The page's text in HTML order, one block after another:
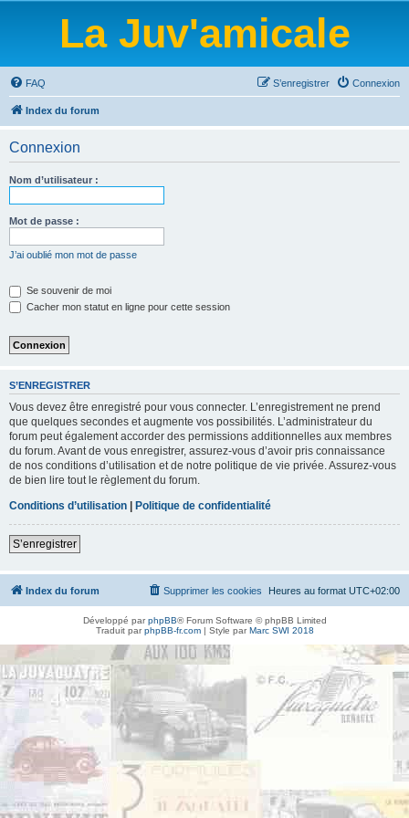
La Juv'amicale
FAQ Connexion
S’enregistrer
Index du forum
Connexion
Nom d’utilisateur :
Mot de passe :
J’ai oublié mon mot de passe
Se souvenir de moi
Cacher mon statut en ligne pour cette session
S’ENREGISTRER
Vous devez être enregistré pour vous connecter. L’enregistrement ne prend
que quelques secondes et augmente vos possibilités. L’administrateur du
forum peut également accorder des permissions additionnelles aux membres
du forum. Avant de vous enregistrer, assurez-vous d’avoir pris connaissance
de nos conditions d’utilisation et de notre politique de vie privée. Assurez-vous
de bien lire tout le règlement du forum.
Conditions d’utilisation | Politique de confidentialité
S’enregistrer
Index du forum Heures au format UTC+02:00
Supprimer les cookies
Développé parphpBB® Forum Software © phpBB Limited
Traduit parphpBB-fr.com| Style parMarc SWI 2018